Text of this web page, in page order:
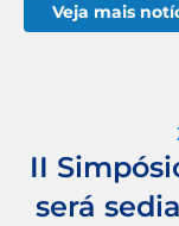
Veja mais
II
será